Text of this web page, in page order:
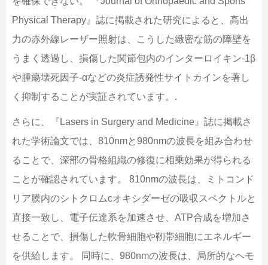
Physical Therapy』誌に掲載された研究によると、高出
力の赤外線レーザー照射は、こうした緻密な筋の障壁を
うまく透過し、損傷した関節包内のインターロイキン-1β
や腫瘍壊死因子-αなどの炎症誘発性サイトカインを著し
く抑制することが実証されています。.
さらに、『Lasers in Surgery and Medicine』誌に掲載さ
れた学術論文では、810nmと980nmの波長を組み合わせ
ることで、深部の骨格組織の修復に相乗効果が得られる
ことが確認されています。 810nmの波長は、ミトコンド
リア膜内のシトクロムcオキシダーゼの吸収スペクトルと
直接一致し、電子伝達系を加速させ、ATP合成を増加さ
せることで、損傷した軟骨細胞や靭帯細胞にエネルギー
を供給します。 同時に、980nmの波長は、局所的なヘモ